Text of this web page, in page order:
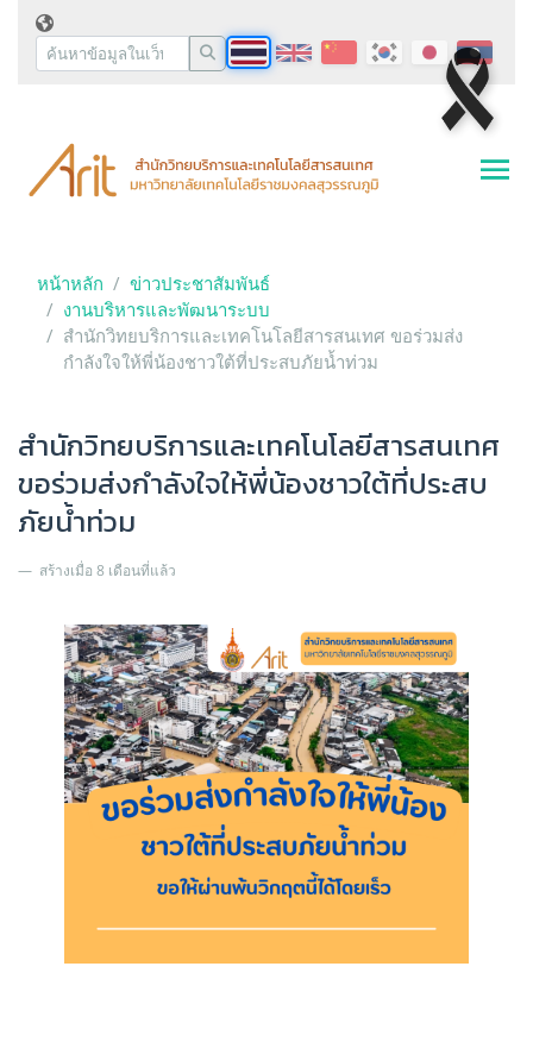
หน้าหลัก
ข่าวประชาสัมพันธ์
งานบริหารและพัฒนาระบบ
สำนักวิทยบริการและเทคโนโลยีสารสนเทศ ขอร่วมส่ง
กำลังใจให้พี่น้องชาวใต้ที่ประสบภัยน้ำท่วม
สำนักวิทยบริการและเทคโนโลยีสารสนเทศ
ขอร่วมส่งกำลังใจให้พี่น้องชาวใต้ที่ประสบ
ภัยน้ำท่วม
สร้างเมื่อ 8 เดือนที่แล้ว